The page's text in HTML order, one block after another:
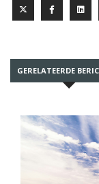
GERELATEERDE